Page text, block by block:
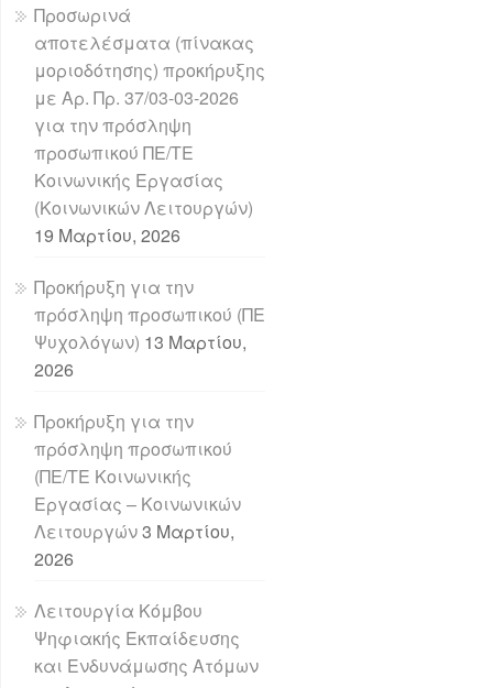
Προσωρινά
αποτελέσματα (πίνακας
μοριοδότησης) προκήρυξης
με Αρ. Πρ. 37/03-03-2026
για την πρόσληψη
προσωπικού ΠΕ/ΤΕ
Κοινωνικής Εργασίας
(Κοινωνικών Λειτουργών)
19 Μαρτίου, 2026
Προκήρυξη για την
πρόσληψη προσωπικού (ΠΕ
Ψυχολόγων) 13 Μαρτίου,
2026
Προκήρυξη για την
πρόσληψη προσωπικού
(ΠΕ/ΤΕ Κοινωνικής
Εργασίας – Κοινωνικών
Λειτουργών3 Μαρτίου,
2026
Λειτουργία Κόμβου
Ψηφιακής Εκπαίδευσης
και Ενδυνάμωσης Ατόμων